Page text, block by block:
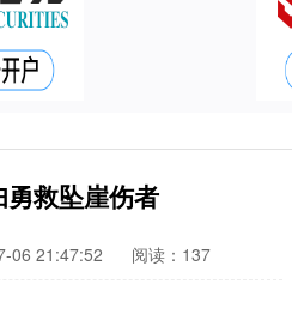
救坠崖伤者
06 21:47:52 阅读：137